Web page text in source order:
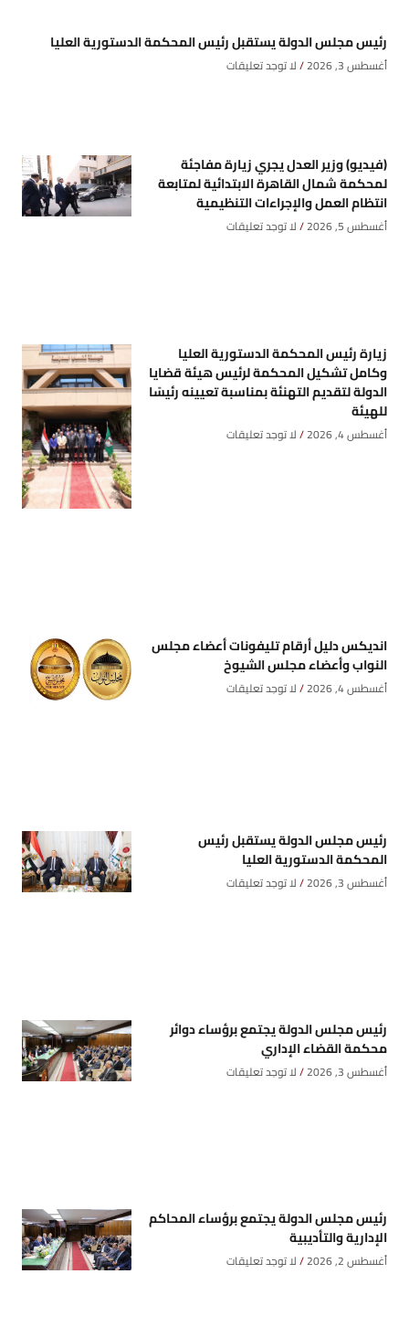
رئيس مجلس الدولة يستقبل رئيس المحكمة الدستورية العليا
أغسطس 3, 2026 لا توجد تعليقات
(فيديو) وزير العدل يجري زيارة مفاجئة
لمحكمة شمال القاهرة الابتدائية لمتابعة
انتظام العمل والإجراءات التنظيمية
أغسطس 5, 2026 لا توجد تعليقات
زيارة رئيس المحكمة الدستورية العليا
وكامل تشكيل المحكمة لرئيس هيئة قضايا
الدولة لتقديم التهنئة بمناسبة تعيينه رئيسًا
للهيئة
أغسطس 4, 2026 لا توجد تعليقات
انديكس دليل أرقام تليفونات أعضاء مجلس
النواب وأعضاء مجلس الشيوخ
أغسطس 4, 2026 لا توجد تعليقات
رئيس مجلس الدولة يستقبل رئيس
المحكمة الدستورية العليا
أغسطس 3, 2026 لا توجد تعليقات
رئيس مجلس الدولة يجتمع برؤساء دوائر
محكمة القضاء الإداري
أغسطس 3, 2026 لا توجد تعليقات
رئيس مجلس الدولة يجتمع برؤساء المحاكم
الإدارية والتأديبية
أغسطس 2, 2026 لا توجد تعليقات